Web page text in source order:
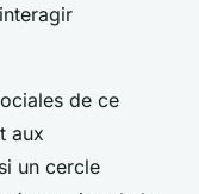
interagir
de ce
aux
un cercle